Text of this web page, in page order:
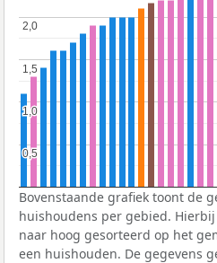
0,5
0,5
1,0
1,0
1,5
1,5
2,0
2,0
Bovenstaande grafiek toont de
huishoudens per gebied.
naar hoog gesorteerd op het
een huishouden. De gegevens